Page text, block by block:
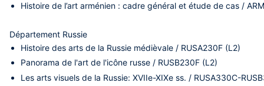
Histoire de l’art arménien : cadre général et étude de cas /
Département Russie
Histoire des arts de la Russie médièvale / RUSA230F (L2)
Panorama de l'art de l'icône russe / RUSB230F (L2)
Les arts visuels de la Russie: XVIIe-XIXe ss. / RUSA330C-